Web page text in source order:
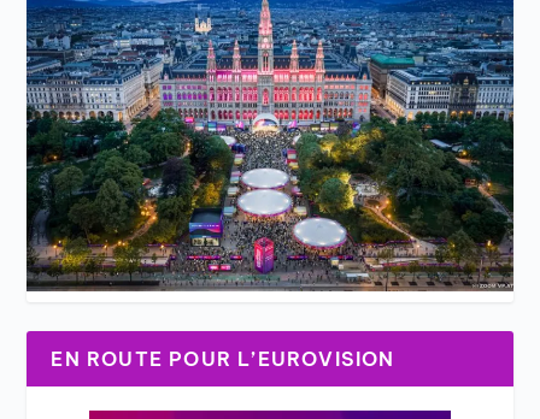
EN ROUTE POUR L’EUROVISION